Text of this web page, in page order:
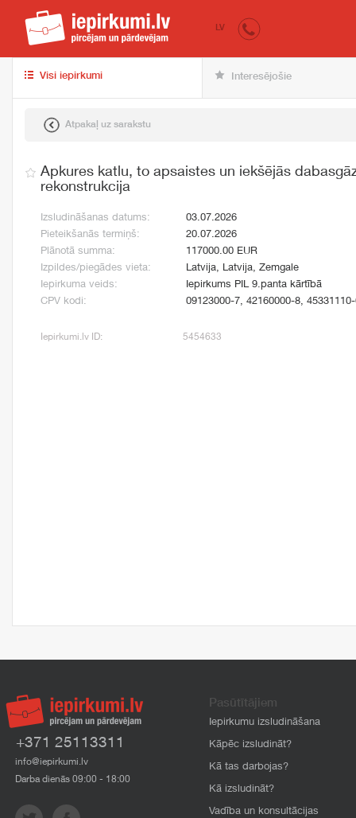
iepirkumi.lv
LV
Visi iepirkumi Interesējošie
Atpakaļ uz sarakstu
Apkures katlu, to apsaistes un iekšējās
rekonstrukcija
Izsludināšanas datums:
03.07.2026
Pieteikšanās termiņš:
20.07.2026
Plānotā summa:
117000.00 EUR
Izpildes/piegādes vieta:
Latvija, Latvija, Zemgale
Iepirkuma veids:
Iepirkums PIL 9.panta kārtībā
CPV kodi:
09123000-7, 42160000-8,
Iepirkumi.lv ID: 5454633
+371 25113311
info@iepirkumi.lv
Darba dienās 09:00 - 18:00
Pasūtītājiem
Iepirkumu izsludināšana
Kāpēc izsludināt?
Kā tas darbojas?
Kā izsludināt?
Vadība un konsultācijas